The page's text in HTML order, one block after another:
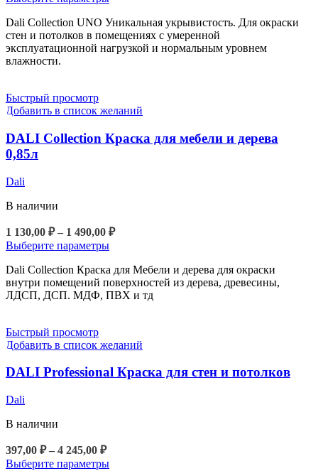
–
10
197,00 ₽
имеет
несколько
вариаций.
странице
Dali Collection UNO Уникальная укрывистость. Для окраски
стен и потолков в помещениях с умеренной
эксплуатационной нагрузкой и нормальным уровнем
влажности.
Быстрый просмотр
Добавить в список желаний
DALI Collection Краска для мебели и дерева
0,85л
Dali
В наличии
1 130,00 ₽ – 1 490,00 ₽Диапазон
130,00 ₽
–
1
Выберите параметрыЭтот
имеет
несколько
вариаций.
на
товара.
Dali Collection Краска для Мебели и дерева для окраски
внутри помещений поверхностей из дерева, древесины,
ЛДСП, ДСП. МДФ, ПВХ и тд
Быстрый просмотр
Добавить в список желаний
DALI Professional Краска для стен и потолков
Dali
В наличии
397,00 ₽ – 4 245,00 ₽Диапазон
цен:
Выберите параметрыЭтот